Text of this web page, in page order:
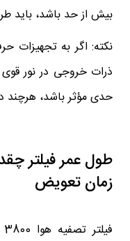
بیش از حد باشد، باید
نکته: اگر به تجهیزات
ذرات خروجی در نور
حدی مؤثر باشد، هرچند
طول عمر فیلتر
زمان تعویض